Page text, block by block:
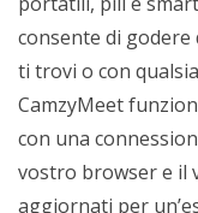
consente di godere
ti trovi o con
CamzyMeet
con una
vostro browser e il
aggiornati per